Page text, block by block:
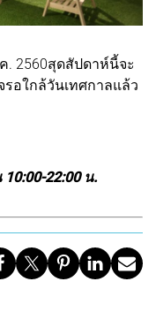
. 2560สุดสัปดาห์นี้จะ
รอใกล้วันเทศกาลแล้ว
22:00 น.